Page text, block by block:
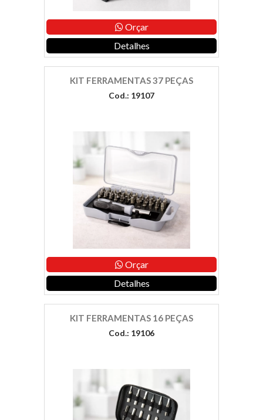
Orçar
Detalhes
KIT FERRAMENTAS 37 PEÇAS
Cod.: 19107
Orçar
Detalhes
KIT FERRAMENTAS 16 PEÇAS
Cod.: 19106